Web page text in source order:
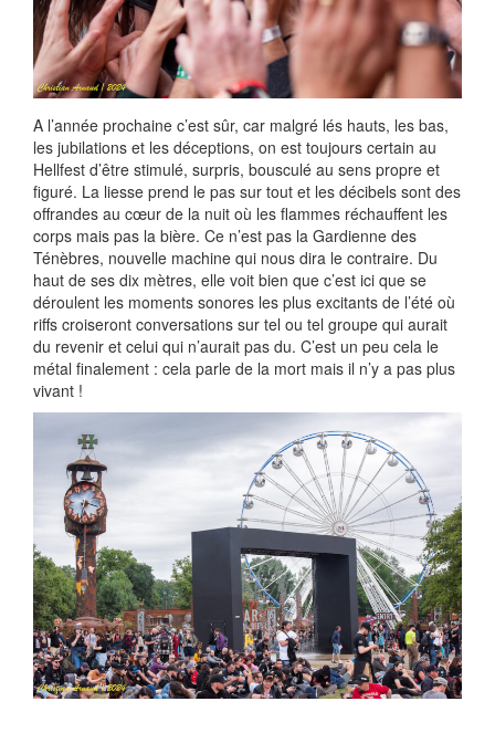
A l’année prochaine c’est sûr, car malgré lés hauts, les bas,
les jubilations et les déceptions, on est toujours certain au
Hellfest d’être stimulé, surpris, bousculé au sens propre et
figuré. La liesse prend le pas sur tout et les décibels sont des
offrandes au cœur de la nuit où les flammes réchauffent les
corps mais pas la bière. Ce n’est pas la Gardienne des
Ténèbres, nouvelle machine qui nous dira le contraire. Du
haut de ses dix mètres, elle voit bien que c’est ici que se
déroulent les moments sonores les plus excitants de l’été où
riffs croiseront conversations sur tel ou tel groupe qui aurait
du revenir et celui qui n’aurait pas du. C’est un peu cela le
métal finalement : cela parle de la mort mais il n’y a pas plus
vivant !